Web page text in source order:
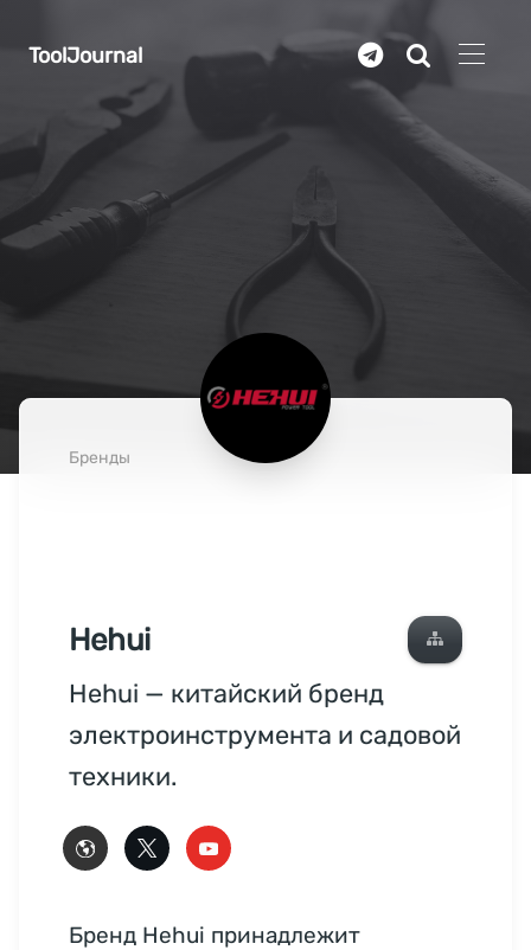
ToolJournal
Бренды
Hehui
Hehui — китайский бренд
электроинструмента и садовой
техники.
Бренд Hehui принадлежит